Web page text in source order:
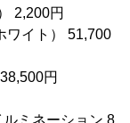
2,200円
ワイト） 51,700
円
ミネーション 8